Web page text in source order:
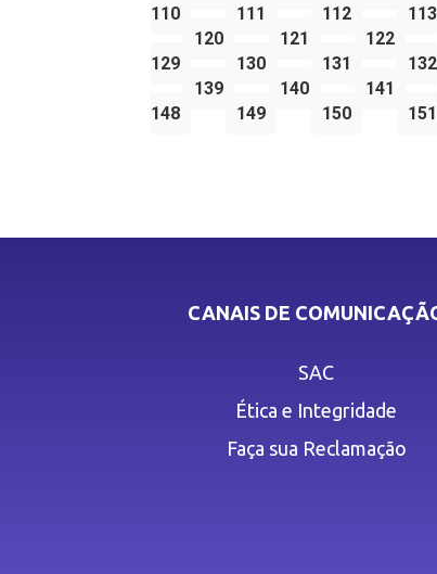
110
111 112 113
120
121 122
129
130 131 132
139
140 141
148
149 150 151
CANAIS DE
SAC
Ética e Integridade
Faça sua Reclamação